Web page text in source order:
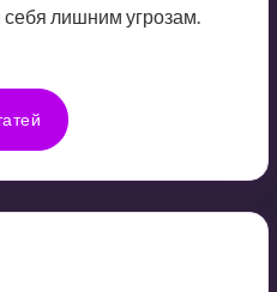
себя лишним угрозам.